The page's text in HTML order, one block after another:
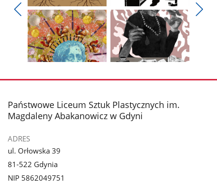
Pokaż
poprzednie
zdjęcia
Pokaż
zdjęcie
1
z
galerii.
Pokaż
zdjęcie
2
galerii.
zdjęcie
galerii.
zdjęcie
galerii.
stopka
Państwowe Liceum Sztuk Plastycznych im.
Magdaleny Abakanowicz w Gdyni
ADRES
ul. Orłowska 39
81-522 Gdynia
NIP 5862049751